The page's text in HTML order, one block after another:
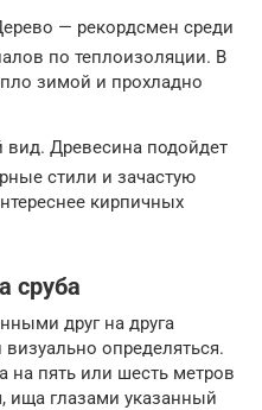
— рекордсмен среди
по теплоизоляции. В
зимой и прохладно
Древесина подойдет
стили и зачастую
кирпичных
сруба
друг на друга
определяться.
на пять или шесть метров
ища глазами указанный